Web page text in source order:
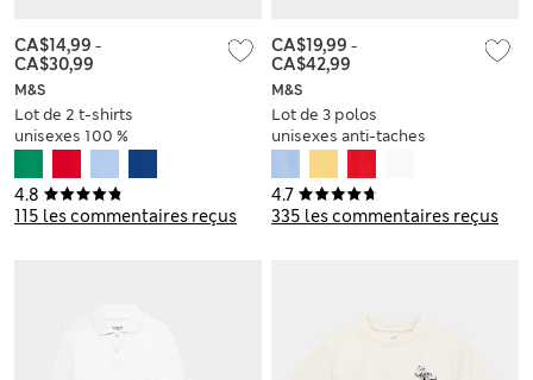
4.8
115 les commentaires reçus
M&S
Lot de 2 t-shirts
unisexes 100 %
l’école (du 2 au 16
ans)
CA$14,99 -
CA$30,99
4.7
335 les commentaires reçus
M&S
Lot de 3 polos
unisexes anti-taches
(du 2 au 18 ans)
CA$19,99 -
CA$42,99